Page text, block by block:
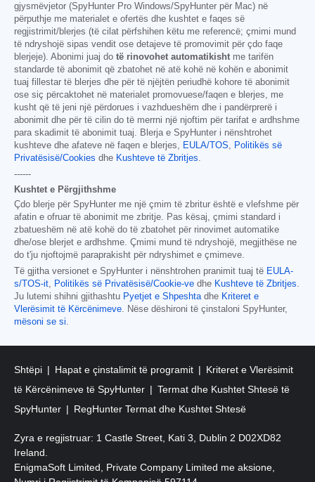
gjysmëvjetor (SpyHunter Pro Windows/SpyHunter për Mac) në
përputhje me materialet e ofertës dhe kushtet e faqes së
regjistrimit/blerjes (të cilat përfshihen këtu me referencë; çmimi mund
të ndryshojë sipas vendit ose detajeve të promovimit për çdo faqe
blerjeje). Abonimi juaj do të rinovohet automatikisht me tarifën
standarde të abonimit që zbatohet në atë kohë në kohën e abonimit
tuaj fillestar të blerjes dhe për të njëjtën periudhë kohore të abonimit
ose siç përcaktohet në materialet promovuese/faqen e blerjes, me
kusht që të jeni një përdorues i vazhdueshëm dhe i pandërprerë i
abonimit dhe për të cilin do të merrni një njoftim për tarifat e ardhshme
para skadimit të abonimit tuaj. Blerja e SpyHunter i nënshtrohet
kushteve dhe afateve në faqen e blerjes, EULA/TOS, Politikës së
Privatësisë/Cookies dhe Kushteve të Zbritjes.
------
Kushtet e Përgjithshme
Çdo blerje për SpyHunter me një çmim të zbritur është e vlefshme për
afatin e ofruar të abonimit me zbritje. Pas kësaj, çmimi standard i
zbatueshëm në atë kohë do të zbatohet për rinovimet automatike
dhe/ose blerjet e ardhshme. Çmimi mund të ndryshojë, megjithëse ne
do t'ju njoftojmë paraprakisht për ndryshimet e çmimeve.
Të gjitha versionet e SpyHunter i nënshtrohen pranimit tuaj të EULA-
s/TOS-it, Politikës së Privatësisë/Cookie-ve dhe Kushteve të Zbritjes.
Ju lutemi shihni gjithashtu Pyetjet e Shpeshtadhe Kriteret e
Vlerësimit të Kërcënimeve. Nëse dëshironi të çinstaloni SpyHunter,
mësoni se si.
Shtëpi Hapat e çinstalimit të programit
Kriteret e Vlerësimit
të Kërcënimeve të SpyHunter
Termat dhe Kushtet Shtesë të
SpyHunter
RegHunter Termat dhe Kushtet Shtesë
Zyra e regjistruar: 1 Castle Street, Kati 3, Dublin 2 D02XD82
Ireland.
EnigmaSoft Limited, Private Company Limited me aksione,